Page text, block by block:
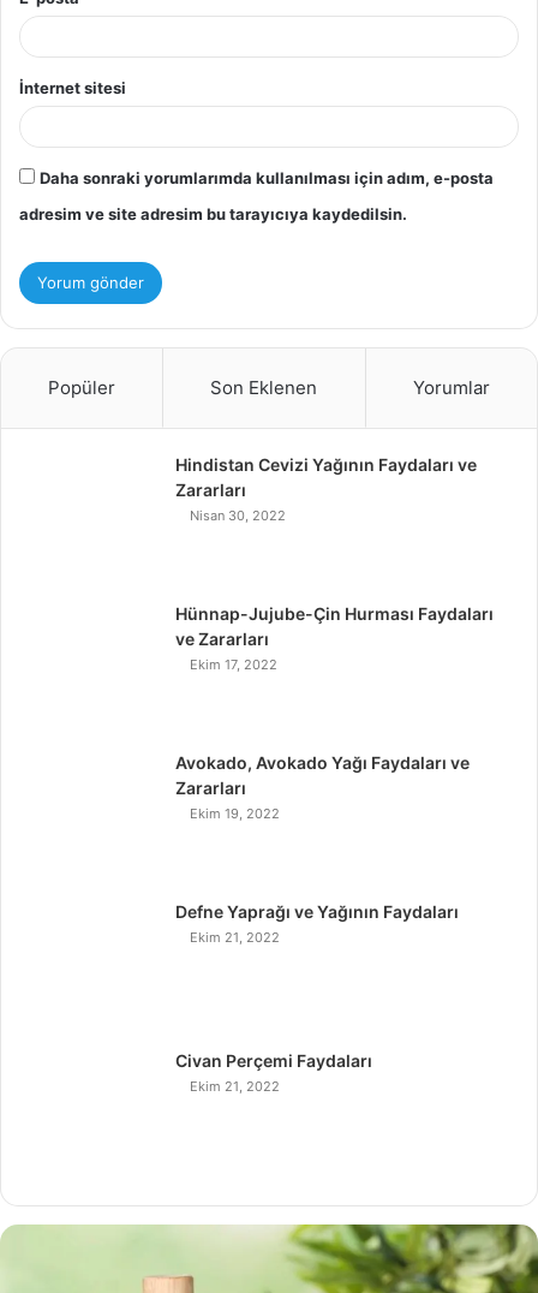
İnternet sitesi
Daha sonraki yorumlarımda kullanılması için adım, e-posta
adresim ve site adresim bu tarayıcıya kaydedilsin.
Popüler Son Eklenen Yorumlar
Hindistan Cevizi Yağının Faydaları ve
Zararları
Nisan 30, 2022
Hünnap-Jujube-Çin Hurması Faydaları
ve Zararları
Ekim 17, 2022
Avokado, Avokado Yağı Faydaları ve
Zararları
Ekim 19, 2022
Defne Yaprağı ve Yağının Faydaları
Ekim 21, 2022
Civan Perçemi Faydaları
Ekim 21, 2022
H